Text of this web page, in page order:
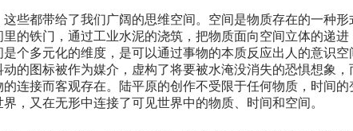
些都带给了我们广阔的思维空间。空间是物质存在的一种
的铁门，通过工业水泥的浇筑，把物质面向空间立体的递
个多元化的维度，是可以通过事物的本质反应出人的意识
的图标被作为媒介，虚构了将要被水淹没消失的恐惧想象
连接而客观存在。陆平原的创作不受限于任何物质，时间
，又在无形中连接了可见世界中的物质、时间和空间。